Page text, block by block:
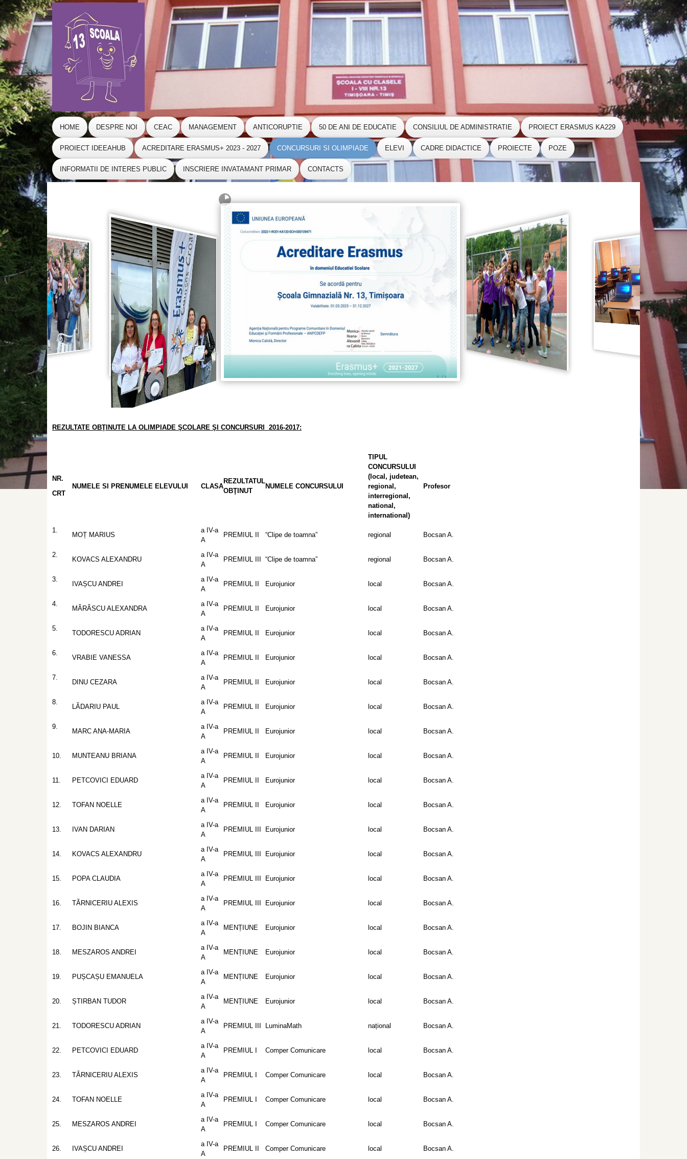
HOME DESPRE NOI CEAC MANAGEMENT ANTICORUPTIE 50 DE ANI DE EDUCATIE CONSILIUL DE ADMINISTRATIE PROIECT ERASMUS KA229
PROIECT IDEEAHUB ACREDITARE ERASMUS+ 2023 - 2027 CONCURSURI SI OLIMPIADE ELEVI CADRE DIDACTICE PROIECTE POZE
INFORMATII DE INTERES PUBLIC INSCRIERE INVATAMANT PRIMAR CONTACTS
REZULTATE OBŢINUTE LA OLIMPIADE ŞCOLARE ŞI CONCURSURI 2016-2017:
NR.
CRT
NUMELE SI PRENUMELE ELEVULUI CLASA
REZULTATUL
OBŢINUT
NUMELE CONCURSULUI
TIPUL
CONCURSULUI
(local, judetean,
regional,
interregional,
national,
international)
Profesor
1.
MOȚ MARIUS
a IV-a
A
PREMIUL II “Clipe de toamna” regional Bocsan A.
2.
KOVACS ALEXANDRU
a IV-a
A
PREMIUL III “Clipe de toamna” regional Bocsan A.
3.
IVAȘCU ANDREI
a IV-a
A
PREMIUL II Eurojunior local Bocsan A.
4.
MĂRĂSCU ALEXANDRA
a IV-a
A
PREMIUL II Eurojunior local Bocsan A.
5.
TODORESCU ADRIAN
a IV-a
A
PREMIUL II Eurojunior local Bocsan A.
6.
VRABIE VANESSA
a IV-a
A
PREMIUL II Eurojunior local Bocsan A.
7.
DINU CEZARA
a IV-a
A
PREMIUL II Eurojunior local Bocsan A.
8.
LĂDARIU PAUL
a IV-a
A
PREMIUL II Eurojunior local Bocsan A.
9.
MARC ANA-MARIA
a IV-a
A
PREMIUL II Eurojunior local Bocsan A.
10. MUNTEANU BRIANA
a IV-a
A
PREMIUL II Eurojunior local Bocsan A.
11. PETCOVICI EDUARD
a IV-a
A
PREMIUL II Eurojunior local Bocsan A.
12. TOFAN NOELLE
a IV-a
A
PREMIUL II Eurojunior local Bocsan A.
13. IVAN DARIAN
a IV-a
A
PREMIUL III Eurojunior local Bocsan A.
14. KOVACS ALEXANDRU
a IV-a
A
PREMIUL III Eurojunior local Bocsan A.
15. POPA CLAUDIA
a IV-a
A
PREMIUL III Eurojunior local Bocsan A.
16. TĂRNICERIU ALEXIS
a IV-a
A
PREMIUL III Eurojunior local Bocsan A.
17. BOJIN BIANCA
a IV-a
A
MENȚIUNE Eurojunior local Bocsan A.
18. MESZAROS ANDREI
a IV-a
A
MENȚIUNE Eurojunior local Bocsan A.
19. PUȘCAȘU EMANUELA
a IV-a
A
MENȚIUNE Eurojunior local Bocsan A.
20. ȘTIRBAN TUDOR
a IV-a
A
MENȚIUNE Eurojunior local Bocsan A.
21. TODORESCU ADRIAN
a IV-a
A
PREMIUL III LuminaMath național Bocsan A.
22. PETCOVICI EDUARD
a IV-a
A
PREMIUL I Comper Comunicare local Bocsan A.
23. TĂRNICERIU ALEXIS
a IV-a
A
PREMIUL I Comper Comunicare local Bocsan A.
24. TOFAN NOELLE
a IV-a
A
PREMIUL I Comper Comunicare local Bocsan A.
25. MESZAROS ANDREI
a IV-a
A
PREMIUL I Comper Comunicare local Bocsan A.
26. IVAȘCU ANDREI
a IV-a
A
PREMIUL II Comper Comunicare local Bocsan A.